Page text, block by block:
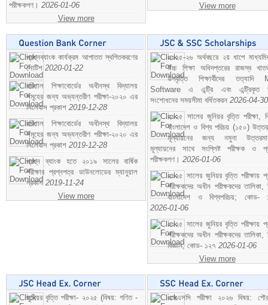
পরীক্ষকগণ। 2026-01-06
View more
View more
প্রশ্নব্যাংক কার্যক্রম আপাতত স্থগিতকরণের
নোটিশ 2020-01-22
বরিশাল শিক্ষাবোর্ডের অধীনস্থ বিদ্যালয়
সমূহের জন্য অভ্যন্তরীণ পরীক্ষা-২০২০ এর
সিলেবাস প্রকাশ 2019-12-28
বরিশাল শিক্ষাবোর্ডের অধীনস্থ বিদ্যালয়
সমূহের জন্য অভ্যন্তরীণ পরীক্ষা-২০২০ এর
সিলেবাস প্রকাশ 2019-12-28
প্রশ্ন ব্যাংক হতে ২০১৯ সালের বার্ষিক
পরীক্ষার প্রশ্নপত্র ডাউনলোডের ম্যানুয়াল
প্রকাশ 2019-11-24
View more
২০২৫-২৬ অর্থবছরে ২য় ধাপে
উচ্চ শিক্ষা অধিদপ্তরের রাজস্ব
উপবৃত্তি শিক্ষার্থীদের তত্যাদি
Software এ এন্ট্রি এবং এন্ট্রিকৃত
সংশোধনের সময়সীমা বর্ধিতকরন 2026-04-30
২০২৫ সালের জুনিয়র বৃত্তি পরীক্ষা,
বাংলাদেশ ও বিশ্ব পরিচয় (১৫০)
মূল্যায়নের জন্য নমুনা
মূল্যায়নের সাথে সংশ্লিষ্ট পরীক্ষক ও
পরীক্ষকগণ। 2026-01-06
২০২৫ সালের জুনিয়র বৃত্তি পরীক্ষায়
পরীক্ষকদের অধীন পরীক্ষকদের তালিকা,
বাংলাদেশ ও বিশ্বপরিচয়; কোড-
2026-01-06
২০২৫ সালের জুনিয়র বৃত্তি পরীক্ষায়
পরীক্ষকদের অধীন পরীক্ষকদের তালিকা,
বিজ্ঞান; কোড- ১২৭ 2026-01-06
View more
জুনিয়র বৃত্তি পরীক্ষা- ২০২৫ (বিষয়: গণিত -
এসএসসি পরীক্ষা ২০২৬ বিষয়: